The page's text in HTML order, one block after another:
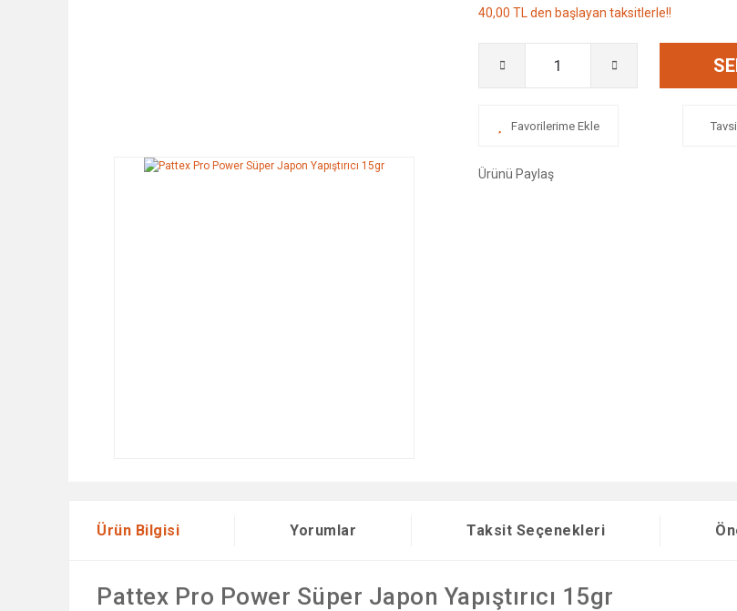
40,00 TL den başlayan taksitlerle!!
Ürünü Paylaş
Ürün Bilgisi Yorumlar Taksit Seçenekleri
Pattex Pro Power Süper Japon Yapıştırıcı 15gr